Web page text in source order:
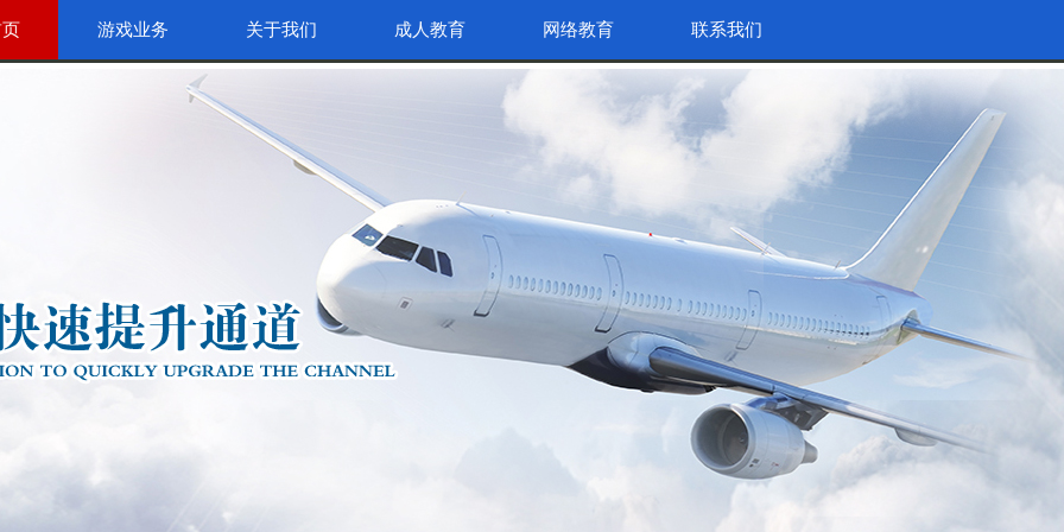
游戏业务 关于我们 成人教育 网络教育 联系我们